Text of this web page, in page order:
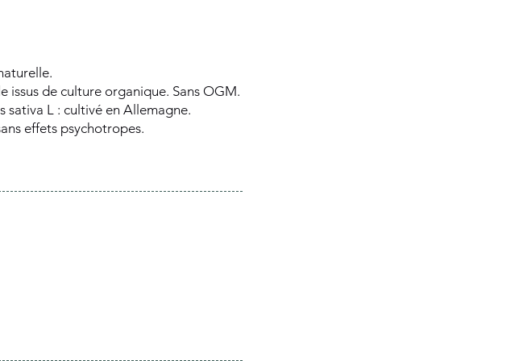
issus de culture organique. Sans OGM.
sativa L : cultivé en Allemagne.
effets psychotropes.